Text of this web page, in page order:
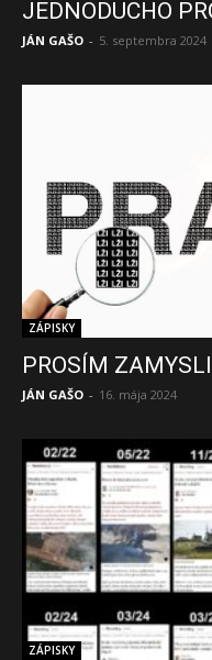
JEDNODUCHO
JÁN GAŠO - 5. septembra 2024
ZÁPISKY
PROSÍM
JÁN GAŠO - 16. mája 2024
ZÁPISKY